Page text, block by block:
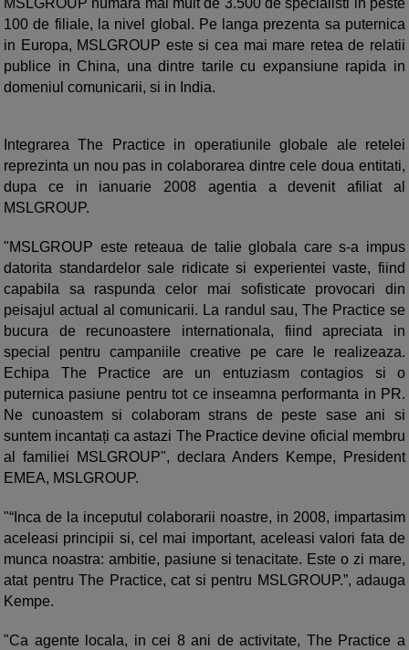
MSLGROUP numara mai mult de 3.500 de specialisti in peste
100 de filiale, la nivel global. Pe langa prezenta sa puternica
in Europa, MSLGROUP este si cea mai mare retea de relatii
publice in China, una dintre tarile cu expansiune rapida in
domeniul comunicarii, si in India.
Integrarea The Practice in operatiunile globale ale retelei
reprezinta un nou pas in colaborarea dintre cele doua entitati,
dupa ce in ianuarie 2008 agentia a devenit afiliat al
MSLGROUP.
"MSLGROUP este reteaua de talie globala care s-a impus
datorita standardelor sale ridicate si experientei vaste, fiind
capabila sa raspunda celor mai sofisticate provocari din
peisajul actual al comunicarii. La randul sau, The Practice se
bucura de recunoastere internationala, fiind apreciata in
special pentru campaniile creative pe care le realizeaza.
Echipa The Practice are un entuziasm contagios si o
puternica pasiune pentru tot ce inseamna performanta in PR.
Ne cunoastem si colaboram strans de peste sase ani si
suntem incantați ca astazi The Practice devine oficial membru
al familiei MSLGROUP", declara Anders Kempe, President
EMEA, MSLGROUP.
"“Inca de la inceputul colaborarii noastre, in 2008, impartasim
aceleasi principii si, cel mai important, aceleasi valori fata de
munca noastra: ambitie, pasiune si tenacitate. Este o zi mare,
atat pentru The Practice, cat si pentru MSLGROUP.”, adauga
Kempe.
"Ca agente locala, in cei 8 ani de activitate, The Practice a